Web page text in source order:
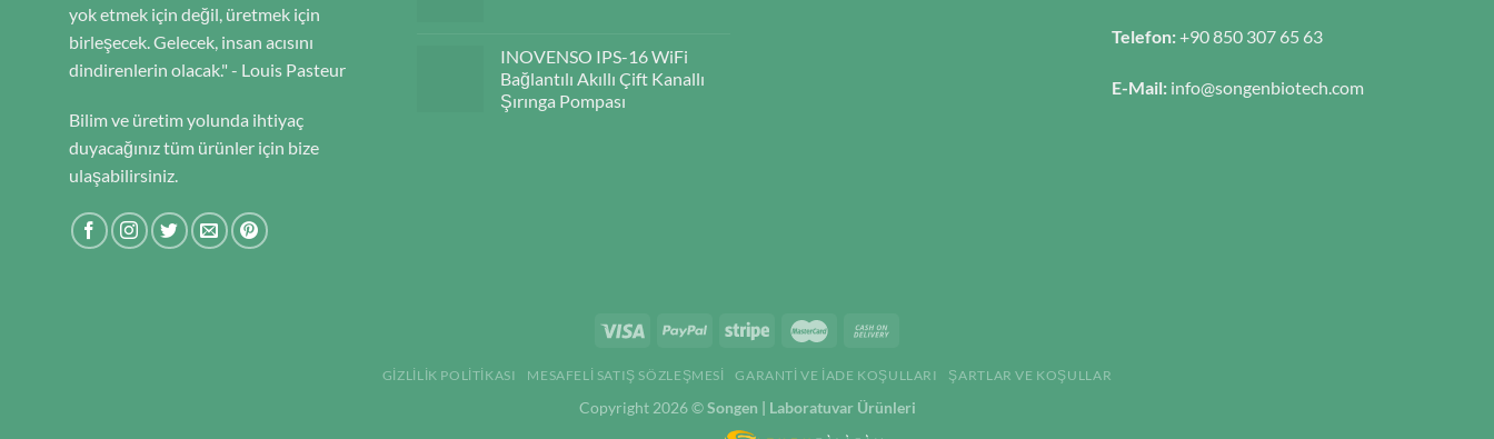
yok etmek için değil, üretmek için
birleşecek. Gelecek, insan acısını
dindirenlerin olacak." - Louis Pasteur
Bilim ve üretim yolunda ihtiyaç
duyacağınız tüm ürünler için bize
ulaşabilirsiniz.
INOVENSO IPS-16 WiFi
Bağlantılı Akıllı Çift Kanallı
Şırınga Pompası
Telefon:+90 850 307 65 63
E-Mail:info@songenbiotech.com
GIZLILIK POLITIKASI MESAFELI SATIŞ SÖZLEŞMESI GARANTI VE İADE KOŞULLARI ŞARTLAR VE KOŞULLAR
Copyright 2026 ©Songen | Laboratuvar Ürünleri